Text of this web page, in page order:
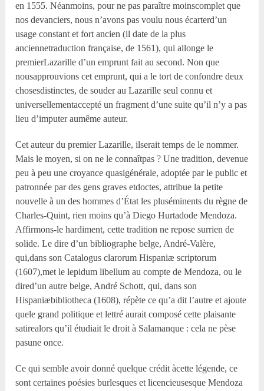
en 1555. Néanmoins, pour ne pas paraître moinscomplet que
nos devanciers, nous n’avons pas voulu nous écarterd’un
usage constant et fort ancien (il date de la plus
anciennetraduction française, de 1561), qui allonge le
premierLazarille d’un emprunt fait au second. Non que
nousapprouvions cet emprunt, qui a le tort de confondre deux
chosesdistinctes, de souder au Lazarille seul connu et
universellementaccepté un fragment d’une suite qu’il n’y a pas
lieu d’imputer aumême auteur.
Cet auteur du premier Lazarille, ilserait temps de le nommer.
Mais le moyen, si on ne le connaîtpas ? Une tradition, devenue
peu à peu une croyance quasigénérale, adoptée par le public et
patronnée par des gens graves etdoctes, attribue la petite
nouvelle à un des hommes d’État les pluséminents du règne de
Charles-Quint, rien moins qu’à Diego Hurtadode Mendoza.
Affirmons-le hardiment, cette tradition ne repose surrien de
solide. Le dire d’un bibliographe belge, André-Valère,
qui,dans son Catalogus clarorum Hispaniæ scriptorum
(1607),met le lepidum libellum au compte de Mendoza, ou le
dired’un autre belge, André Schott, qui, dans son
Hispaniæbibliotheca (1608), répète ce qu’a dit l’autre et ajoute
quele grand politique et lettré aurait composé cette plaisante
satirealors qu’il étudiait le droit à Salamanque : cela ne pèse
pasune once.
Ce qui semble avoir donné quelque crédit àcette légende, ce
sont certaines poésies burlesques et licencieusesque Mendoza